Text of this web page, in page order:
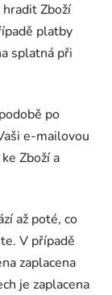
Zboží
platby
splatná při
po
e-mailovou
Zboží a
až poté, co
V případě
zaplacena
je zaplacena